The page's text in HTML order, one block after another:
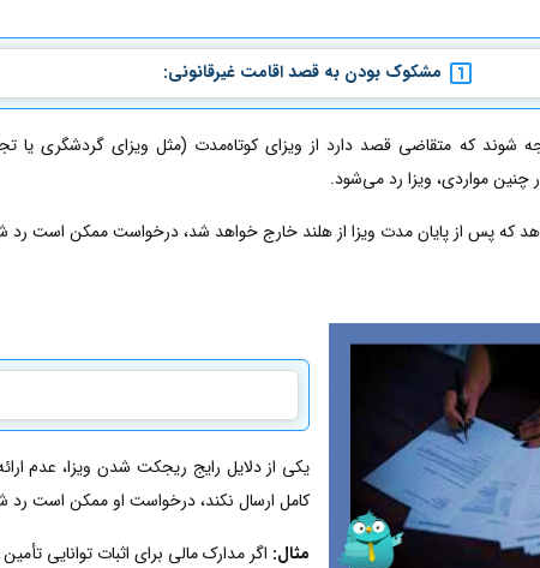
مشکوک بودن به قصد اقامت غیرقانونی:
شوند که متقاضی قصد دارد از ویزای کوتاه‌مدت (مثل ویزای گردشگری یا
چنین مواردی، ویزا رد می‌شود.
که پس از پایان مدت ویزا از هلند خارج خواهد شد، درخواست ممکن است رد
یکی از دلایل رایج ریجکت شدن ویزا، عدم
کامل ارسال نکند، درخواست او ممکن است رد
مثال: اگر مدارک مالی برای اثبات توانایی